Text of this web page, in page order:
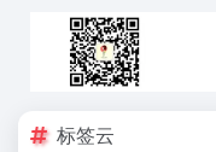
标签云